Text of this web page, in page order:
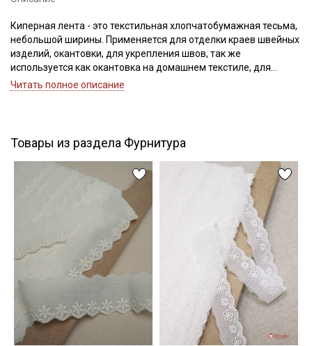
Киперная лента - это текстильная хлопчатобумажная тесьма,
небольшой ширины. Применяется для отделки краев швейных
изделий, окантовки, для укрепления швов, так же
используется как окантовка на домашнем текстиле, для
укрепления швов может быть использована на форменной и
Важно! Перед применением ее следует замочить в воде при
30С – 40С для исключения дальнейшей усадки. Усадка до 5%
Цветопередача может отличаться от оригинального цвета, в
зависимости от настроек вашего монитора.
Читать полное описание
Товары из раздела Фурнитура
Электронная почта
Ознакомлен(а) сПолитикой обработки персональных
данныхи даю
Согласие на обработку персональных
Согласие на получение рекламных и
информационных рассылок